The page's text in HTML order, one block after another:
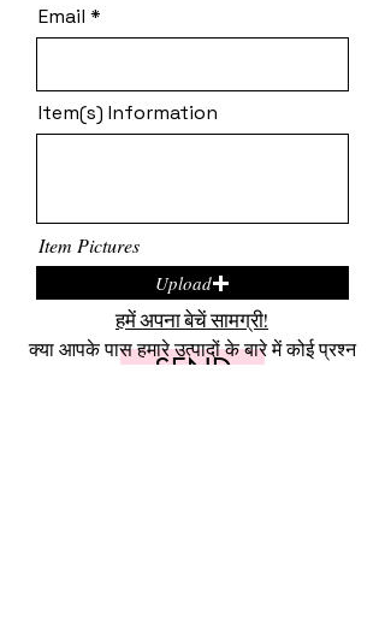
Email
Item(s) Information
Item Pictures
Upload
SEND
हमें अपना बेचें सामग्री!
क्या आपके पास हमारे उत्पादों के बारे में कोई प्रश्न